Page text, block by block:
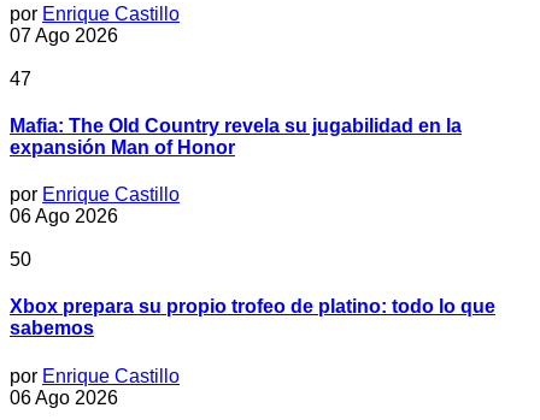
por Enrique Castillo
07 Ago 2026
47
Mafia: The Old Country revela su jugabilidad en la
expansión Man of Honor
por Enrique Castillo
06 Ago 2026
50
Xbox prepara su propio trofeo de platino: todo lo que
sabemos
por Enrique Castillo
06 Ago 2026